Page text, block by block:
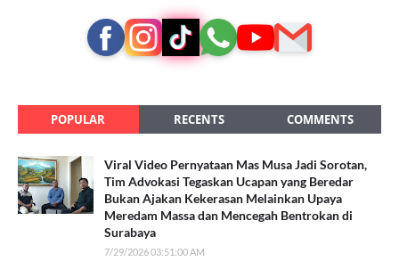
POPULAR RECENTS COMMENTS
Viral Video Pernyataan Mas Musa Jadi Sorotan,
Tim Advokasi Tegaskan Ucapan yang Beredar
Bukan Ajakan Kekerasan Melainkan Upaya
Meredam Massa dan Mencegah Bentrokan di
Surabaya
7/29/2026 03:51:00 AM